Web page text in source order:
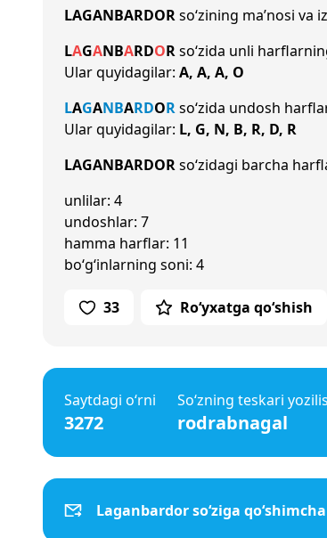
LAGANBARDORso‘zining ma’nosi va
LAGANBARDORso‘zida unli
Ular quyidagilar: A, A, A, O
LAGANBARDORso‘zida undosh
Ular quyidagilar: L, G, N, B, R, D, R
LAGANBARDORso‘zidagi barcha
unlilar: 4
undoshlar: 7
hamma harflar: 11
bo‘g‘inlarning soni: 4
33 Ro‘yxatga qo‘shish
Saytdagi o‘rni
3272
So‘zning teskari
rodrabnagal
Laganbardor so‘ziga